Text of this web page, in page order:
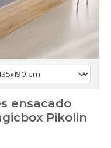
ensacado
Pikolin